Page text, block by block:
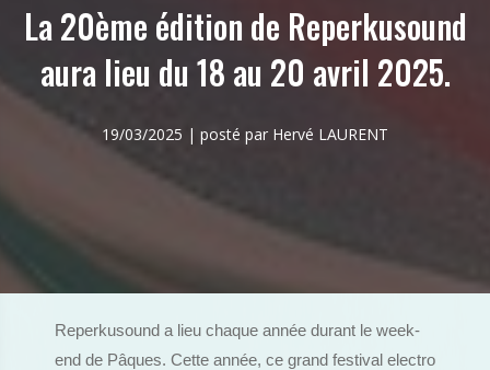
La 20ème édition de Reperkusound
aura lieu du 18 au 20 avril 2025.
19/03/2025 | posté par Hervé LAURENT
Reperkusound a lieu chaque année durant le week-
end de Pâques. Cette année, ce grand festival electro